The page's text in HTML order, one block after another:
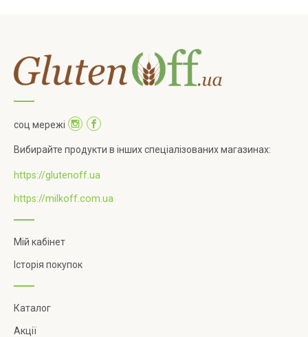
соц мережі
Вибирайте продукти в інших спеціалізованих магазинах:
https://glutenoff.ua
https://milkoff.com.ua
Мій кабінет
Історія покупок
Каталог
Акції